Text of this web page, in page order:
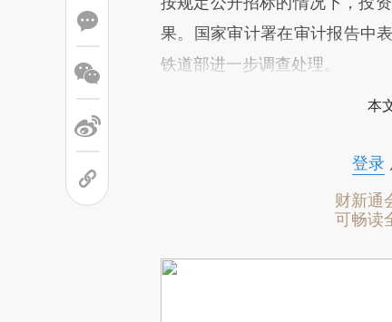
果。国家审计署在审计报告中
铁道部进一步调查处理。
本
登录
财新通
可畅读